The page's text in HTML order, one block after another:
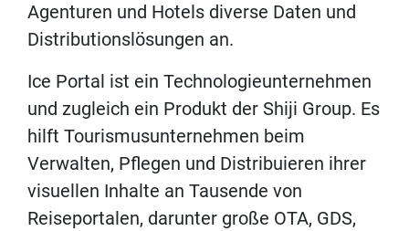
Agenturen und Hotels diverse Daten und
Distributionslösungen an.
Ice Portal ist ein Technologieunternehmen
und zugleich ein Produkt der Shiji Group. Es
hilft Tourismusunternehmen beim
Verwalten, Pflegen und Distribuieren ihrer
visuellen Inhalte an Tausende von
Reiseportalen, darunter große OTA, GDS,